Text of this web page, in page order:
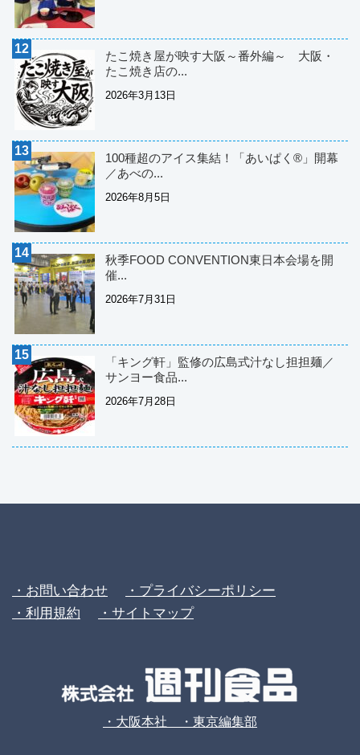
たこ焼き屋が映す大阪～番外編～ 大阪・
たこ焼き店の...
2026年3月13日
100種超のアイス集結！「あいぱく®」開幕
／あべの...
2026年8月5日
秋季FOOD CONVENTION東日本会場を開
催...
2026年7月31日
「キング軒」監修の広島式汁なし担担麺／
サンヨー食品...
2026年7月28日
・お問い合わせ
・プライバシーポリシー
・利用規約
・サイトマップ
・大阪本社 ・東京編集部